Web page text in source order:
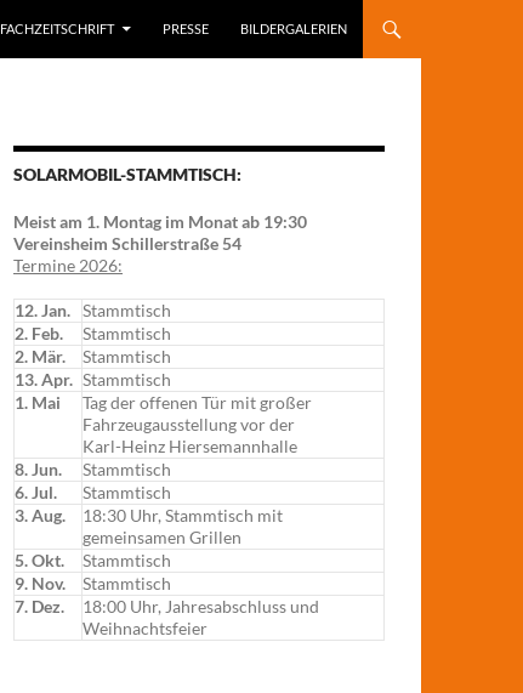
FACHZEITSCHRIFT PRESSE BILDERGALERIEN
SOLARMOBIL-STAMMTISCH:
Meist am 1. Montag im Monat ab 19:30
Vereinsheim Schillerstraße 54
Termine 2026:
12. Jan. Stammtisch
2. Feb.
Stammtisch
2. Mär.
Stammtisch
13. Apr. Stammtisch
1. Mai
Tag der offenen Tür mit großer
Fahrzeugausstellung vor der
Karl-Heinz Hiersemannhalle
8. Jun.
Stammtisch
6. Jul.
Stammtisch
3. Aug.
18:30 Uhr, Stammtisch mit
gemeinsamen Grillen
5. Okt.
Stammtisch
9. Nov.
Stammtisch
7. Dez.
18:00 Uhr, Jahresabschluss und
Weihnachtsfeier